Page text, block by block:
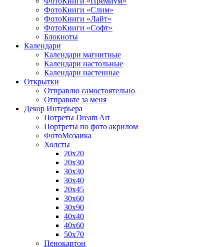
ФотоКниги «Слим»
ФотоКниги «Лайт»
ФотоКниги «Софт»
Блокноты
Календари
Календари магнитные
Календари настольные
Календари настенные
Открытки
Отправлю самостоятельно
Отправьте за меня
Декор Интерьера
Потреты Dream Art
Портреты по фото акрилом
ФотоМозаика
Холсты
20х20
20х30
30х30
30х40
20х45
30х60
30х90
40х40
40х60
50х70
Пенокартон